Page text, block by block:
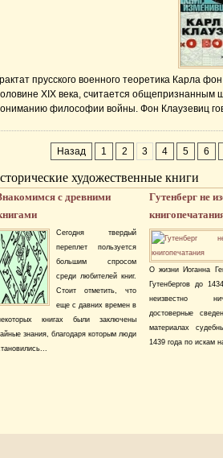
прусского военного теоретика Карла
XIX века, считается
философии войны. Фон Клаузевиц
соответствующее оружие и выступали за
Назад 1 2 3 4 5 6
художественные книги
с древними
Сегодня твердый
переплет пользуется
большим спросом
среди любителей книг.
Стоит отметить, что
еще с давних времен в
книгах были заключены
знания, благодаря которым люди
Гутенберг не
О жизни Иоганна
Гутенбергов до
неизвестно
достоверные
материалах
1439 года по искам